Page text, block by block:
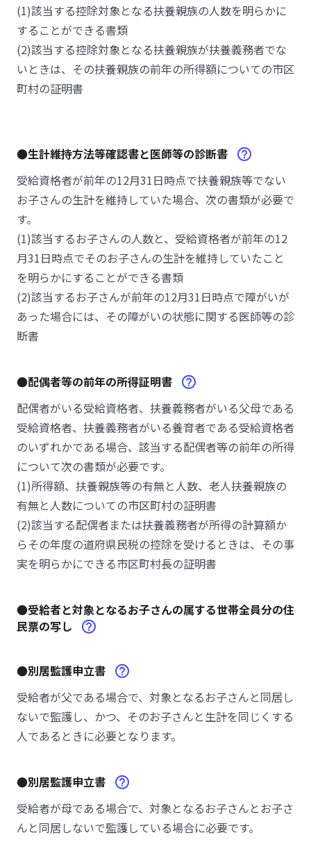
(1)該当する控除対象となる扶養親族の人数を明らかに
することができる書類
(2)該当する控除対象となる扶養親族が扶養義務者でな
いときは、その扶養親族の前年の所得額についての市区
町村の証明書
●生計維持方法等確認書と医師等の診断書
受給資格者が前年の12月31日時点で扶養親族等でない
お子さんの生計を維持していた場合、次の書類が必要で
す。
(1)該当するお子さんの人数と、受給資格者が前年の12
月31日時点でそのお子さんの生計を維持していたこと
を明らかにすることができる書類
(2)該当するお子さんが前年の12月31日時点で障がいが
あった場合には、その障がいの状態に関する医師等の診
断書
●配偶者等の前年の所得証明書
配偶者がいる受給資格者、扶養義務者がいる父母である
受給資格者、扶養義務者がいる養育者である受給資格者
のいずれかである場合、該当する配偶者等の前年の所得
について次の書類が必要です。
(1)所得額、扶養親族等の有無と人数、老人扶養親族の
有無と人数についての市区町村の証明書
(2)該当する配偶者または扶養義務者が所得の計算額か
らその年度の道府県民税の控除を受けるときは、その事
実を明らかにできる市区町村長の証明書
●受給者と対象となるお子さんの属する世帯全員分の住
民票の写し
●別居監護申立書
受給者が父である場合で、対象となるお子さんと同居し
ないで監護し、かつ、そのお子さんと生計を同じくする
人であるときに必要となります。
●別居監護申立書
受給者が母である場合で、対象となるお子さんとお子さ
んと同居しないで監護している場合に必要です。